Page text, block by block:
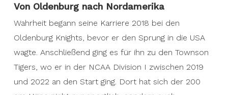
Von Oldenburg nach Nordamerika
Wahrheit begann seine Karriere 2018 bei den
Oldenburg Knights, bevor er den Sprung in die USA
wagte. Anschließend ging es für ihn zu den Townson
Tigers, wo er in der NCAA Division I zwischen 2019
und 2022 an den Start ging. Dort hat sich der 200